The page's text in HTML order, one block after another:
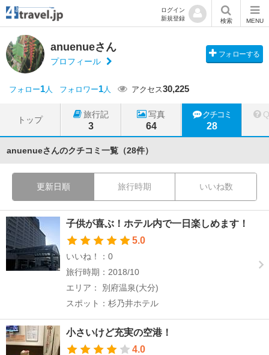
ログイン
新規登録
検索 MENU
anuenueさん
プロフィール
フォローする
フォロー1人 フォロワー1人 アクセス30,225
トップ
旅行記
3
写真
64
クチコミ
28
anuenueさんのクチコミ一覧（28件）
更新日順 旅行時期 いいね数
子供が喜ぶ！ホテル内で一日楽しめます！
5.0
いいね！：0
旅行時期：2018/10
エリア： 別府温泉(大分)
スポット：杉乃井ホテル
小さいけど充実の空港！
4.0